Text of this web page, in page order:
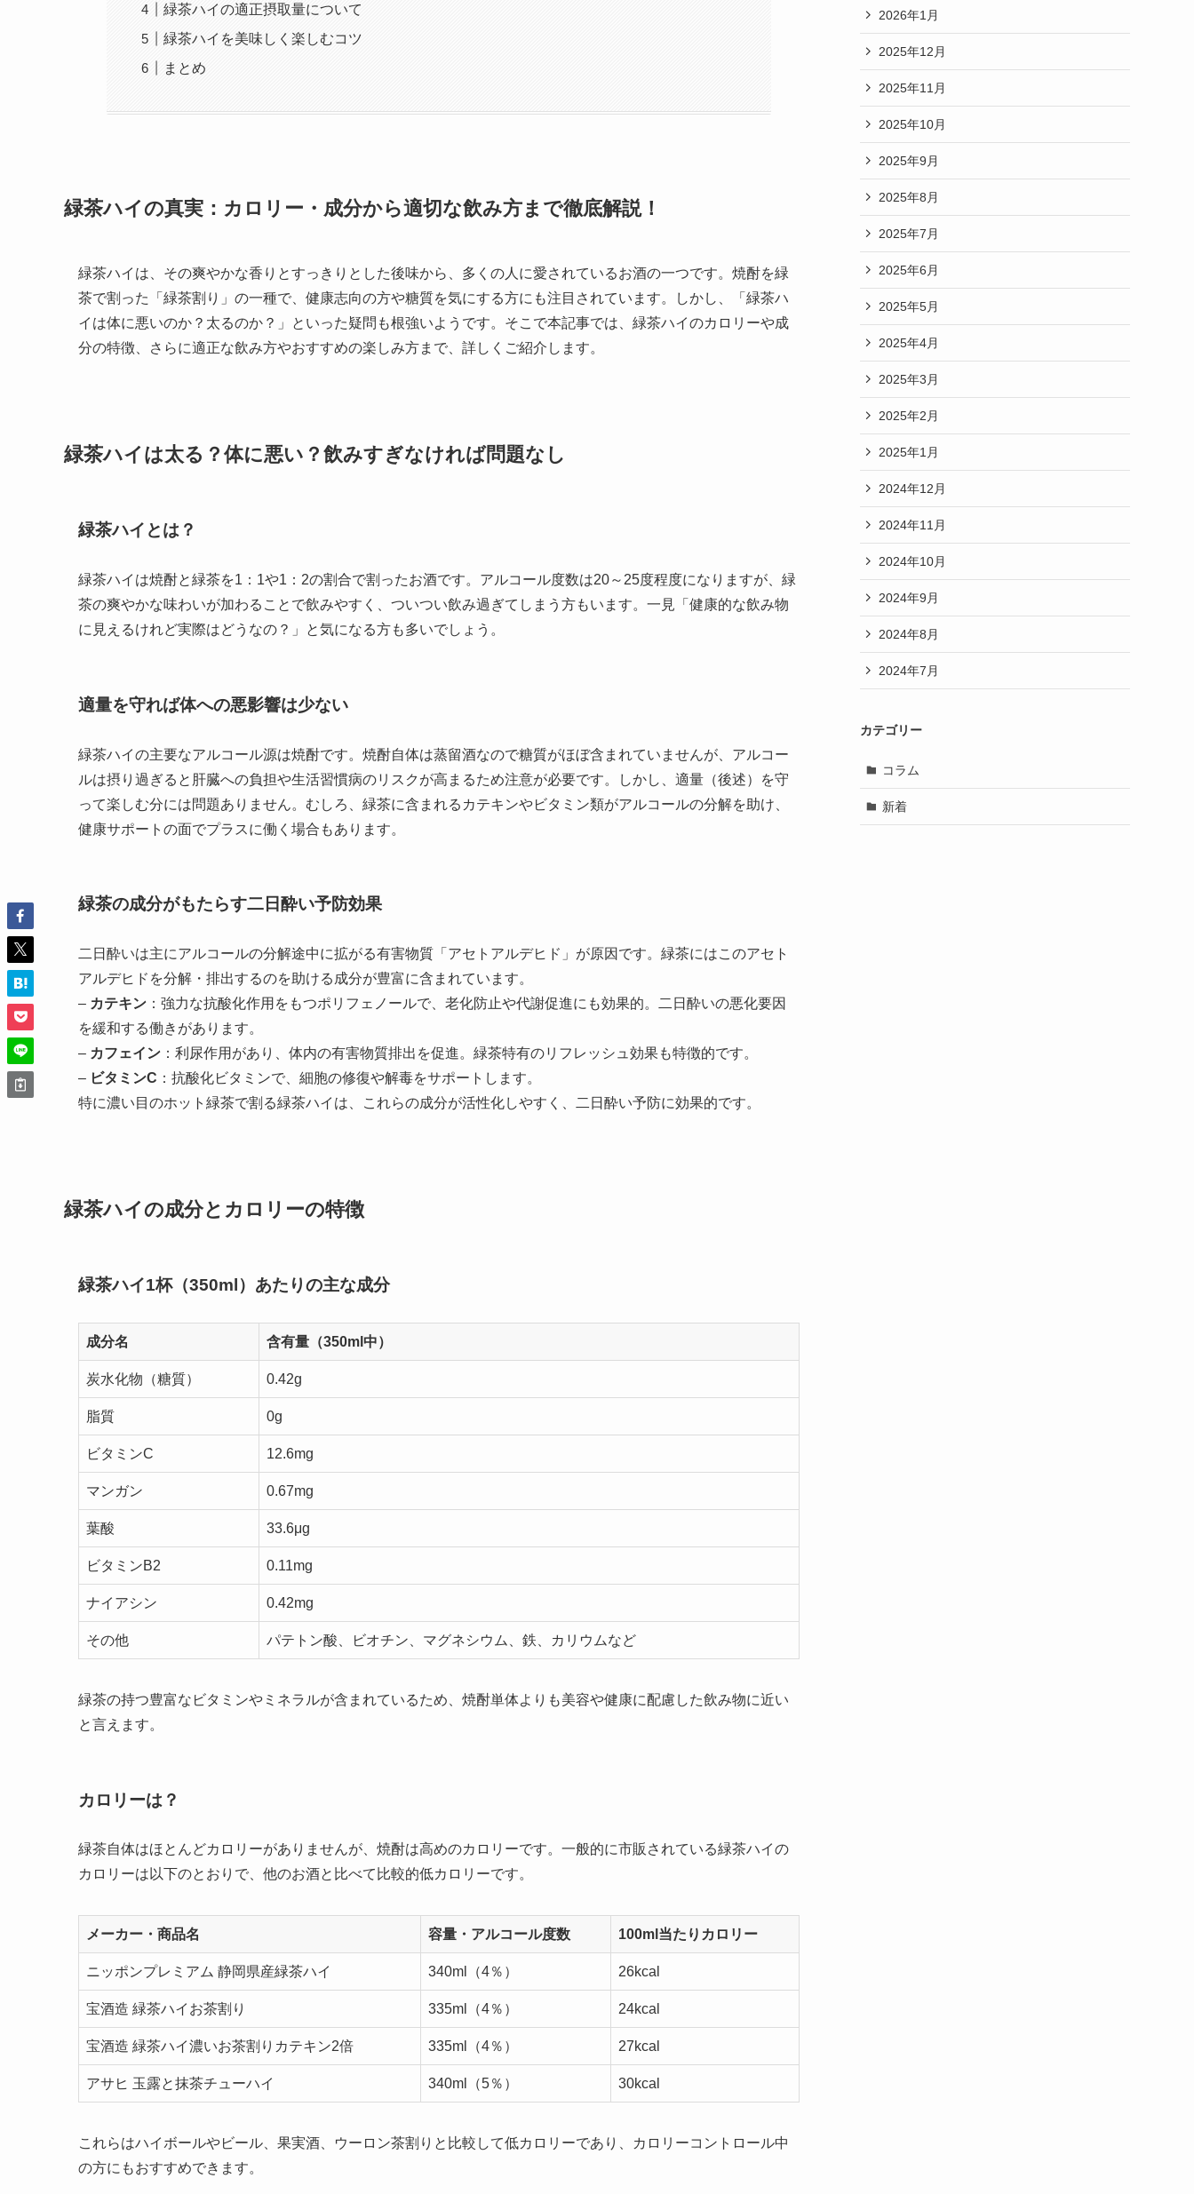
緑茶ハイの適正摂取量について
緑茶ハイを美味しく楽しむコツ
まとめ
緑茶ハイの真実：カロリー・成分から適切な飲み方まで徹底解説！
緑茶ハイは、その爽やかな香りとすっきりとした後味から、多くの人に愛されているお酒の一つです。焼酎を緑
茶で割った「緑茶割り」の一種で、健康志向の方や糖質を気にする方にも注目されています。しかし、「緑茶ハ
イは体に悪いのか？太るのか？」といった疑問も根強いようです。そこで本記事では、緑茶ハイのカロリーや成
分の特徴、さらに適正な飲み方やおすすめの楽しみ方まで、詳しくご紹介します。
緑茶ハイは太る？体に悪い？飲みすぎなければ問題なし
緑茶ハイとは？
緑茶ハイは焼酎と緑茶を1：1や1：2の割合で割ったお酒です。アルコール度数は20～25度程度になりますが、緑
茶の爽やかな味わいが加わることで飲みやすく、ついつい飲み過ぎてしまう方もいます。一見「健康的な飲み物
に見えるけれど実際はどうなの？」と気になる方も多いでしょう。
適量を守れば体への悪影響は少ない
緑茶ハイの主要なアルコール源は焼酎です。焼酎自体は蒸留酒なので糖質がほぼ含まれていませんが、アルコー
ルは摂り過ぎると肝臓への負担や生活習慣病のリスクが高まるため注意が必要です。しかし、適量（後述）を守
って楽しむ分には問題ありません。むしろ、緑茶に含まれるカテキンやビタミン類がアルコールの分解を助け、
健康サポートの面でプラスに働く場合もあります。
緑茶の成分がもたらす二日酔い予防効果
二日酔いは主にアルコールの分解途中に拡がる有害物質「アセトアルデヒド」が原因です。緑茶にはこのアセト
アルデヒドを分解・排出するのを助ける成分が豊富に含まれています。
– カテキン ：強力な抗酸化作用をもつポリフェノールで、老化防止や代謝促進にも効果的。二日酔いの悪化要因
を緩和する働きがあります。
– カフェイン ：利尿作用があり、体内の有害物質排出を促進。緑茶特有のリフレッシュ効果も特徴的です。
– ビタミンC ：抗酸化ビタミンで、細胞の修復や解毒をサポートします。
特に濃い目のホット緑茶で割る緑茶ハイは、これらの成分が活性化しやすく、二日酔い予防に効果的です。
緑茶ハイの成分とカロリーの特徴
緑茶ハイ1杯（350ml）あたりの主な成分
成分名 含有量（350ml中）
炭水化物（糖質） 0.42g
脂質 0g
ビタミンC 12.6mg
マンガン 0.67mg
葉酸 33.6μg
ビタミンB2 0.11mg
ナイアシン 0.42mg
その他 パテトン酸、ビオチン、マグネシウム、鉄、カリウムなど
緑茶の持つ豊富なビタミンやミネラルが含まれているため、焼酎単体よりも美容や健康に配慮した飲み物に近い
と言えます。
カロリーは？
緑茶自体はほとんどカロリーがありませんが、焼酎は高めのカロリーです。一般的に市販されている緑茶ハイの
カロリーは以下のとおりで、他のお酒と比べて比較的低カロリーです。
メーカー・商品名 容量・アルコール度数 100ml当たりカロリー
ニッポンプレミアム 静岡県産緑茶ハイ 340ml（4％） 26kcal
宝酒造 緑茶ハイお茶割り 335ml（4％） 24kcal
宝酒造 緑茶ハイ濃いお茶割りカテキン2倍 335ml（4％） 27kcal
アサヒ 玉露と抹茶チューハイ 340ml（5％） 30kcal
これらはハイボールやビール、果実酒、ウーロン茶割りと比較して低カロリーであり、カロリーコントロール中
の方にもおすすめできます。
2026年1月
2025年12月
2025年11月
2025年10月
2025年9月
2025年8月
2025年7月
2025年6月
2025年5月
2025年4月
2025年3月
2025年2月
2025年1月
2024年12月
2024年11月
2024年10月
2024年9月
2024年8月
2024年7月
カテゴリー
コラム
新着